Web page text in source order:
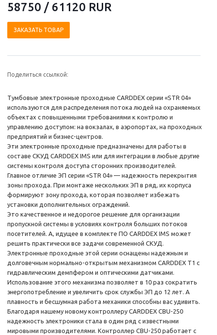
58750 / 61120 RUR
ЗАКАЗАТЬ ТОВАР
Поделиться ссылкой:
Тумбовые электронные проходные CARDDEX серии «STR 04»
используются для распределения потока людей на охраняемых
объектах с повышенными требованиями к контролю и
управлению доступом: на вокзалах, в аэропортах, на проходных
предприятий и бизнес-центров.
Эти электронные проходные предназначены для работы в
составе СКУД CARDDEX IMS или для интеграции в любые другие
системы контроля доступа сторонних производителей.
Главное отличие ЭП серии «STR 04» — надежность перекрытия
зоны прохода. При монтаже нескольких ЭП в ряд, их корпуса
формируют зону прохода, которая позволяет избежать
установки дополнительных ограждений.
Это качественное и недорогое решение для организации
пропускной системы в условиях контроля больших потоков
посетителей. А, идущее в комплекте ПО CARDDEX IMS может
решить практически все задачи современной СКУД.
Электронные проходные этой серии оснащены надежным и
долговечным нормально-открытым механизмом CARDDEX Т1 c
гидравлическим демпфером и оптическими датчиками.
Использование этого механизма позволяет в 10 раз сократить
энергопотребление и увеличить срок службы ЭП до 12 лет. А
плавность и бесшумная работа механики способны вас удивить.
Благодаря нашему новому контроллеру CARDDEX CBU-250
надежность электроники стала в один ряд с известными
мировыми производителями. Контроллер CBU-250 работает с